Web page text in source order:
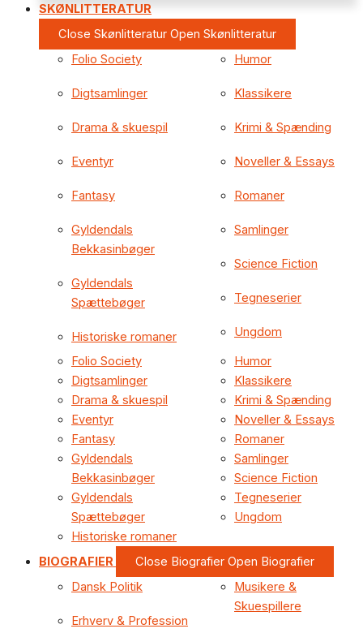
SKØNLITTERATUR
Close Skønlitteratur Open Skønlitteratur
Folio Society
Digtsamlinger
Drama & skuespil
Eventyr
Fantasy
Gyldendals
Bekkasinbøger
Gyldendals
Spættebøger
Historiske romaner
Humor
Klassikere
Krimi & Spænding
Noveller & Essays
Romaner
Samlinger
Science Fiction
Tegneserier
Ungdom
Folio Society
Digtsamlinger
Drama & skuespil
Eventyr
Fantasy
Gyldendals
Bekkasinbøger
Gyldendals
Spættebøger
Historiske romaner
Humor
Klassikere
Krimi & Spænding
Noveller & Essays
Romaner
Samlinger
Science Fiction
Tegneserier
Ungdom
BIOGRAFIER Close Biografier Open Biografier
Dansk Politik
Erhverv & Profession
Musikere &
Skuespillere